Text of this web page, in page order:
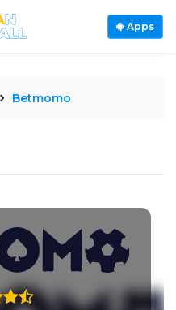
Apps
Betmomo